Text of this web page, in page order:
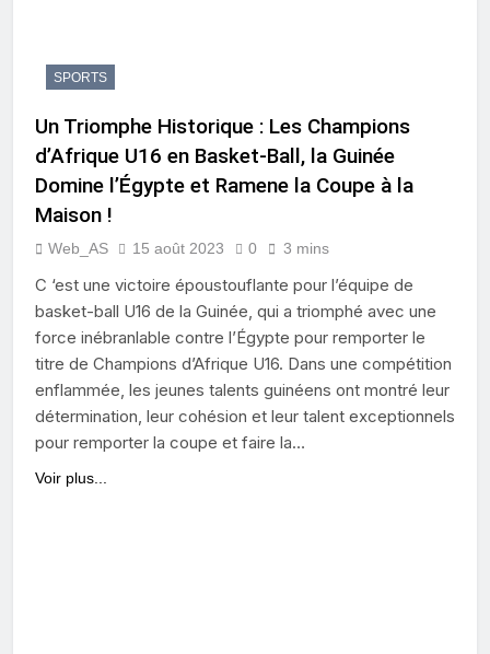
SPORTS
Un Triomphe Historique : Les Champions
d’Afrique U16 en Basket-Ball, la Guinée
Domine l’Égypte et Ramene la Coupe à la
Maison !
Web_AS 15 août 2023 0 3 mins
C ‘est une victoire époustouflante pour l’équipe de
basket-ball U16 de la Guinée, qui a triomphé avec une
force inébranlable contre l’Égypte pour remporter le
titre de Champions d’Afrique U16. Dans une compétition
enflammée, les jeunes talents guinéens ont montré leur
détermination, leur cohésion et leur talent exceptionnels
pour remporter la coupe et faire la…
Voir plus...